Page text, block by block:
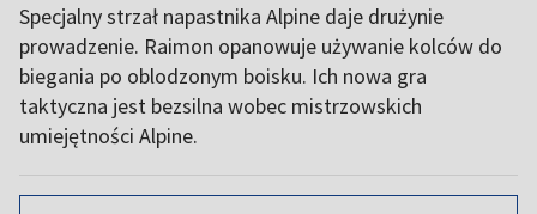
Specjalny strzał napastnika Alpine daje drużynie
prowadzenie. Raimon opanowuje używanie kolców do
biegania po oblodzonym boisku. Ich nowa gra
taktyczna jest bezsilna wobec mistrzowskich
umiejętności Alpine.